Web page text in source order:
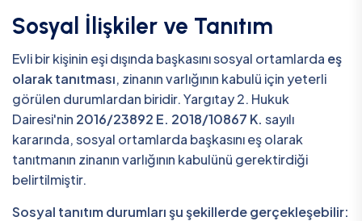
Sosyal İlişkiler ve Tanıtım
Evli bir kişinin eşi dışında başkasını sosyal ortamlarda eş
olarak tanıtması, zinanın varlığının kabulü için yeterli
görülen durumlardan biridir. Yargıtay 2. Hukuk
Dairesi'nin 2016/23892 E. 2018/10867 K. sayılı
kararında, sosyal ortamlarda başkasını eş olarak
tanıtmanın zinanın varlığının kabulünü gerektirdiği
belirtilmiştir.
Sosyal tanıtım durumları şu şekillerde gerçekleşebilir: